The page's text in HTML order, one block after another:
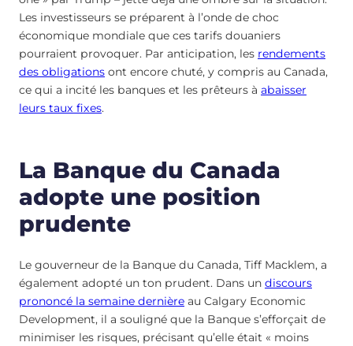
Les investisseurs se préparent à l’onde de choc
économique mondiale que ces tarifs douaniers
pourraient provoquer. Par anticipation, les rendements
des obligations ont encore chuté, y compris au Canada,
ce qui a incité les banques et les prêteurs à abaisser
leurs taux fixes.
La Banque du Canada
adopte une position
prudente
Le gouverneur de la Banque du Canada, Tiff Macklem, a
également adopté un ton prudent. Dans un discours
prononcé la semaine dernière au Calgary Economic
Development, il a souligné que la Banque s’efforçait de
minimiser les risques, précisant qu’elle était « moins